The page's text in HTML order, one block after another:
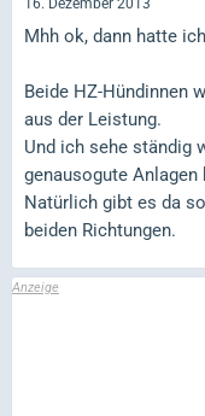
16. Dezember 2013
Mhh ok, dann hatte
Beide HZ-Hündinnen
aus der Leistung.
Und ich sehe ständig
genausogute Anlagen
Natürlich gibt es da
beiden Richtungen.